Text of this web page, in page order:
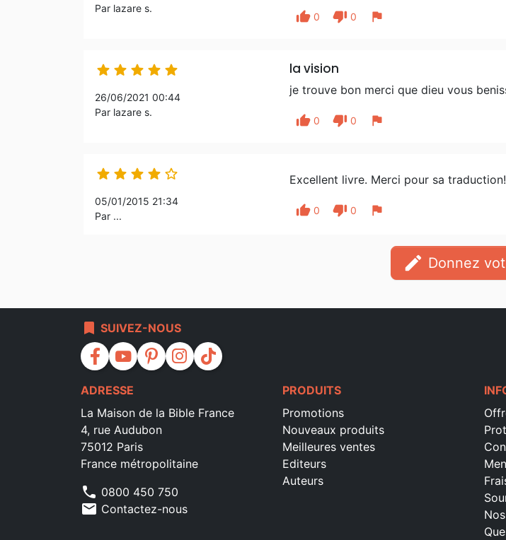
Par lazare s.
thumb_up 0 thumb_down 0 flag
    
26/06/2021 00:44
Par lazare s.
la vision
je trouve bon merci que dieu vous
thumb_up 0 thumb_down 0 flag
    
05/01/2015 21:34
Par ...
Excellent livre. Merci pour sa
thumb_up 0 thumb_down 0 flag
edit Donnez
bookmark SUIVEZ-NOUS
facebook youtube pinterest instagram tiktok
ADRESSE
La Maison de la Bible France
4, rue Audubon
75012 Paris
France métropolitaine
phone 0800 450 750
mail Contactez-nous
PRODUITS
Promotions
Nouveaux produits
Meilleures ventes
Editeurs
Auteurs